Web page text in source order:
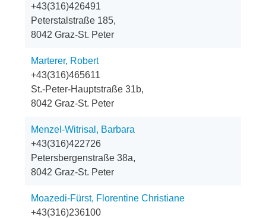
+43(316)426491
Peterstalstraße 185,
8042 Graz-St. Peter
Marterer, Robert
+43(316)465611
St.-Peter-Hauptstraße 31b,
8042 Graz-St. Peter
Menzel-Witrisal, Barbara
+43(316)422726
Petersbergenstraße 38a,
8042 Graz-St. Peter
Moazedi-Fürst, Florentine Christiane
+43(316)236100